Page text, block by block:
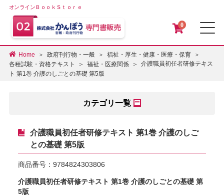
オンラインＢｏｏｋＳｔｏｒｅ
0
Home 政府刊行物・一般
福祉・厚生・健康・医療・保育
各種試験・資格テキスト
福祉・医療関係
介護職員初任者研修テキス
ト 第1巻 介護のしごとの基礎 第5版
カテゴリ一覧
介護職員初任者研修テキスト 第1巻 介護のしご
との基礎 第5版
商品番号： 9784824303806
介護職員初任者研修テキスト 第1巻 介護のしごとの基礎 第
5版